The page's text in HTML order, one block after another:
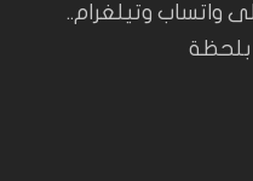
واتساب وتيلغرام..
بلحظة